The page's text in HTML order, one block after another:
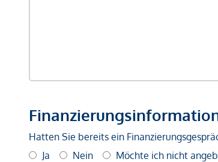
Hatten Sie bereits ein
Ja
Nein Möchte ich nicht